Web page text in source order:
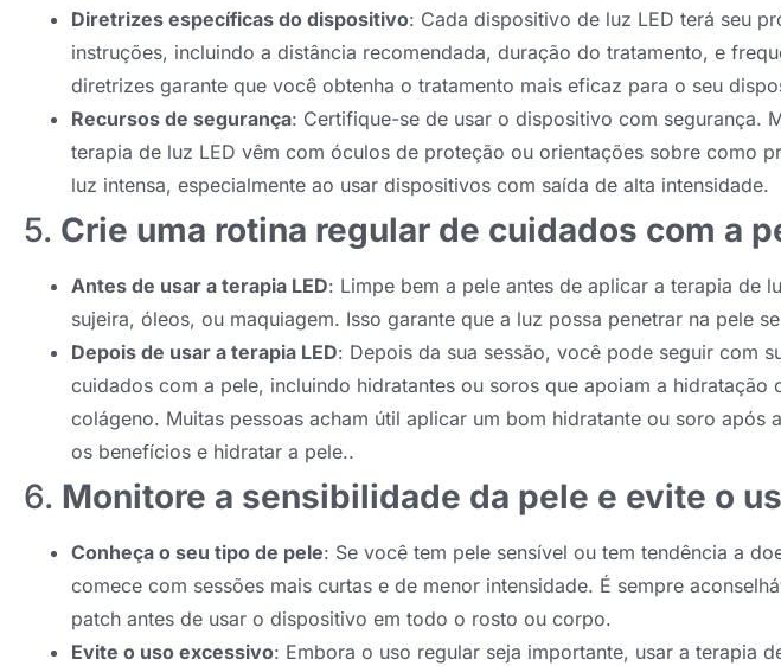
Diretrizes específicas do dispositivo: Cada dispositivo de luz LED terá seu
instruções, incluindo a distância recomendada, duração do tratamento, e
diretrizes garante que você obtenha o tratamento mais eficaz para o seu
Recursos de segurança: Certifique-se de usar o dispositivo com segurança.
terapia de luz LED vêm com óculos de proteção ou orientações sobre como
luz intensa, especialmente ao usar dispositivos com saída de alta intensidade.
5. Crie uma rotina regular de cuidados com a
Antes de usar a terapia LED: Limpe bem a pele antes de aplicar a terapia de
sujeira, óleos, ou maquiagem. Isso garante que a luz possa penetrar na pele
Depois de usar a terapia LED: Depois da sua sessão, você pode seguir com
cuidados com a pele, incluindo hidratantes ou soros que apoiam a hidratação
colágeno. Muitas pessoas acham útil aplicar um bom hidratante ou soro após
os benefícios e hidratar a pele..
6. Monitore a sensibilidade da pele e evite o
Conheça o seu tipo de pele: Se você tem pele sensível ou tem tendência a
comece com sessões mais curtas e de menor intensidade. É sempre
patch antes de usar o dispositivo em todo o rosto ou corpo.
Evite o uso excessivo: Embora o uso regular seja importante, usar a terapia